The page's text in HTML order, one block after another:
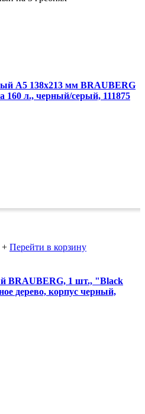
прочие
для инструментов
А5 138x213 мм BRAUBERG
160 л., черный/серый, 111875
+ Перейти в корзину
BRAUBERG, 1 шт., "Black
дерево, корпус черный,